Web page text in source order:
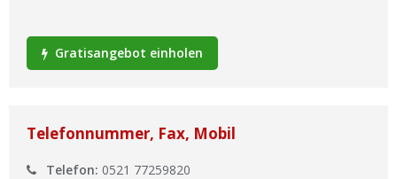
Werkstatt Login
Gratisangebot einholen
Telefonnummer, Fax, Mobil
Telefon: 0521 77259820